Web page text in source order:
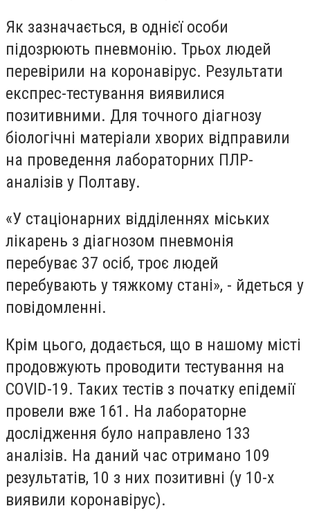
Як зазначається, в однієї особи
підозрюють пневмонію. Трьох людей
перевірили на коронавірус. Результати
експрес-тестування виявилися
позитивними. Для точного діагнозу
біологічні матеріали хворих відправили
на проведення лабораторних ПЛР-
аналізів у Полтаву.
«У стаціонарних відділеннях міських
лікарень з діагнозом пневмонія
перебуває 37 осіб, троє людей
перебувають у тяжкому стані», - йдеться у
повідомленні.
Крім цього, додається, що в нашому місті
продовжують проводити тестування на
COVID-19. Таких тестів з початку епідемії
провели вже 161. На лабораторне
дослідження було направлено 133
аналізів. На даний час отримано 109
результатів, 10 з них позитивні (у 10-х
виявили коронавірус).